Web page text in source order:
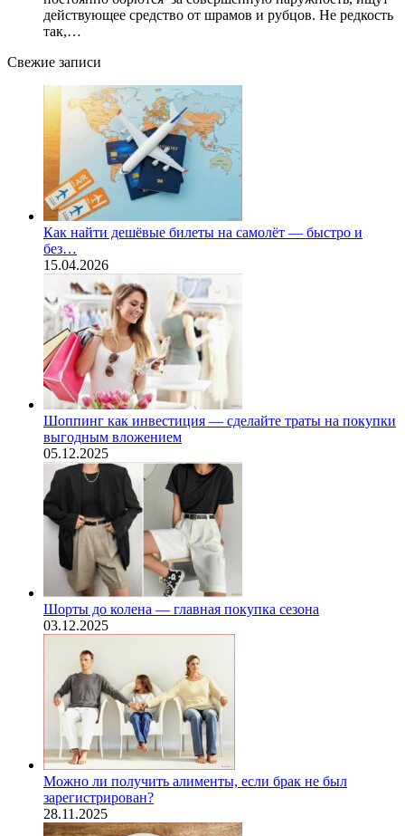
действующее средство от шрамов и рубцов. Не редкость
так,…
Свежие записи
Как найти дешёвые билеты на самолёт — быстро и
без…
15.04.2026
Шоппинг как инвестиция — сделайте траты на покупки
выгодным вложением
05.12.2025
Шорты до колена — главная покупка сезона
03.12.2025
Можно ли получить алименты, если брак не был
зарегистрирован?
28.11.2025